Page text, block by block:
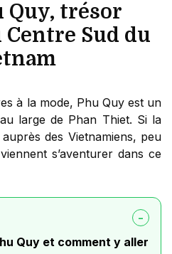
Quy, trésor
Sud du
à la mode, Phu Quy est un
large de Phan Thiet. Si la
des Vietnamiens, peu
s’aventurer dans ce
Quy et comment y aller